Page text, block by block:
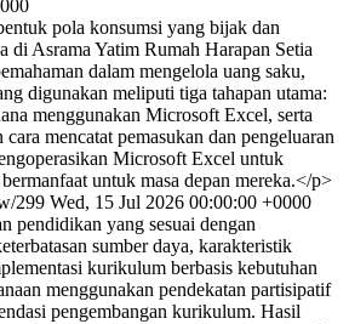
pola konsumsi yang bijak dan
di Asrama Yatim Rumah Harapan Setia
dalam mengelola uang saku,
digunakan meliputi tiga tahapan utama:
menggunakan Microsoft Excel, serta
mencatat pemasukan dan pengeluaran
Microsoft Excel untuk
untuk masa depan mereka.</p>
299 Wed, 15 Jul 2026 00:00:00 +0000
pendidikan yang sesuai dengan
sumber daya, karakteristik
kurikulum berbasis kebutuhan
menggunakan pendekatan partisipatif
pengembangan kurikulum. Hasil